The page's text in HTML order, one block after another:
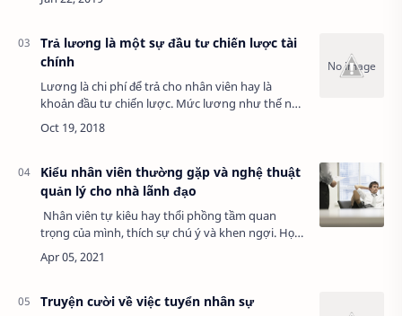
Trả lương là một sự đầu tư chiến lược tài
chính
Lương là chi phí để trả cho nhân viên hay là
khoản đầu tư chiến lược. Mức lương như thế nào
là phù hợp. Làm thế nào để trả lương cho hợp lý,
đúng người, đúng việc, tối ưu cơ mà hợp…
Kiểu nhân viên thường gặp và nghệ thuật
quản lý cho nhà lãnh đạo
Nhân viên tự kiêu hay thổi phồng tầm quan
trọng của mình, thích sự chú ý và khen ngợi. Họ
tự cao và thiếu năng lực đồng cảm với người
khác. Họ sẽ không quan tâm những gì ngườ…
Truyện cười về việc tuyển nhân sự